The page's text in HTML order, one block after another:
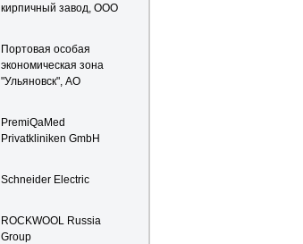
кирпичный завод, ООО
Портовая особая
экономическая зона
"Ульяновск", АО
PremiQaMed
Privatkliniken GmbH
Schneider Electric
ROCKWOOL Russia
Group